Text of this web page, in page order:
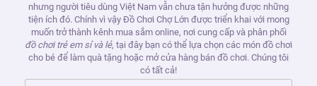
nhưng người tiêu dùng Việt Nam vẫn chưa tận hưởng được những
tiện ích đó. Chính vì vậy Đồ Chơi Chợ Lớn được triển khai với mong
muốn trở thành kênh mua sắm online, nơi cung cấp và phân phối
đồ chơi trẻ em sỉ và lẻ, tại đây bạn có thể lựa chọn các món đồ chơi
cho bé để làm quà tặng hoặc mở cửa hàng bán đồ chơi. Chúng tôi
có tất cả!